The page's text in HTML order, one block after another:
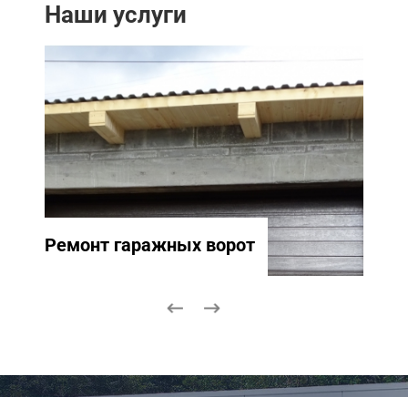
Наши услуги
Ремонт гаражных ворот